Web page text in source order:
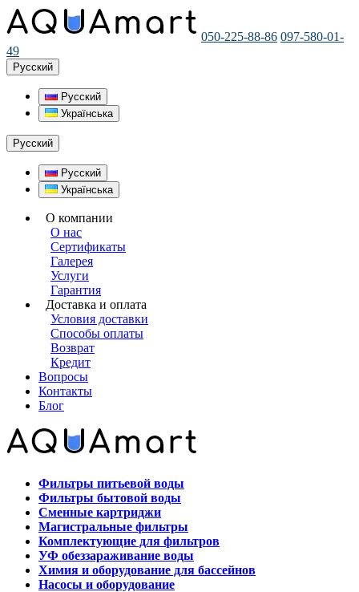
050-225-88-86 097-580-01-
49
Русский
Русский
Українська
Русский
Русский
Українська
О компании
О нас
Сертификаты
Галерея
Услуги
Гарантия
Доставка и оплата
Условия доставки
Способы оплаты
Возврат
Кредит
Вопросы
Контакты
Блог
Фильтры питьевой воды
Фильтры бытовой воды
Сменные картриджи
Магистральные фильтры
Комплектующие для фильтров
УФ обеззараживание воды
Химия и оборудование для бассейнов
Насосы и оборудование